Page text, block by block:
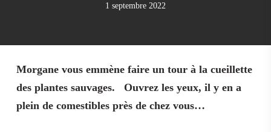
1 septembre 2022
Morgane vous emmène faire un tour à la cueillette
des plantes sauvages.
Ouvrez les yeux, il y en a
plein de comestibles près de chez vous…